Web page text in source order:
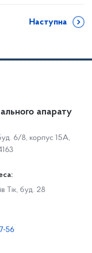
Наступна
апарату
6/8, корпус 15А,
Тік, буд. 28
56